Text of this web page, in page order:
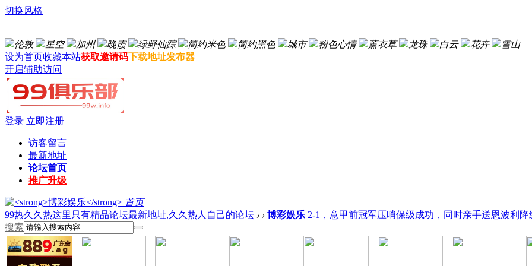
切换风格
伦敦 星空 加州 晚霞 绿野仙踪 简约米色 简约黑色 城市 粉色心情 薰衣草 龙珠 白云 花卉
雪山
设为首页收藏本站获取邀请码下载地址发布器
开启辅助访问
登录 立即注册
访客留言
最新地址
论坛首页
推广升级
首页
99热久久热这里只有精品论坛最新地址,久久热人自己的论坛 › › 博彩娱乐 2-1，意甲前冠军压哨保级成功，同时亲手送恩波利降
搜索